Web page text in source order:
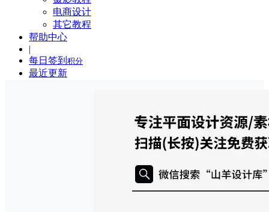
电商设计
其它教程
帮助中心
|
每日签到 积分
最近更新